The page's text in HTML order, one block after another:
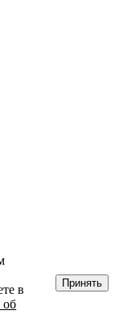
в
об
Принять